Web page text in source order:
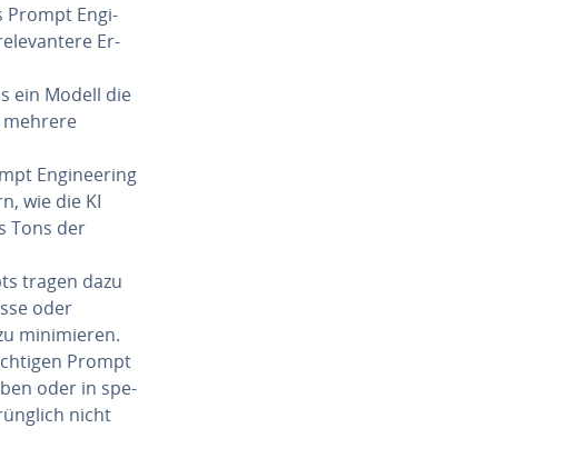
Prompt En­gi­
Er­
ein Modell die
En­gi­nee­ring
wie die KI
Tons der
tragen dazu
oder
mi­ni­mie­ren.
Prompt
oder in spe­
nicht